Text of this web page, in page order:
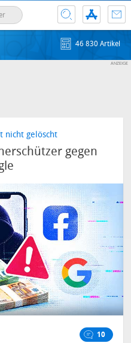
46 830 Artikel
nicht gelöscht
gegen
10